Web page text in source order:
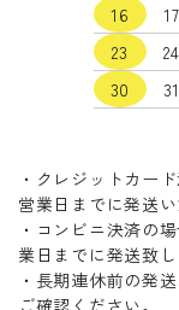
16
17
23
24
30
31
・クレジットカー
営業日までに発送い
・コンビニ決済の
業日までに発送致し
・長期連休前の発
ご確認ください。